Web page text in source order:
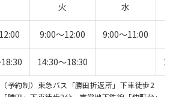
火 水
9:00〜12:00 9:00〜11:00
14:30〜18:30
予約制）東急バス「勝田折返所」下車徒歩2